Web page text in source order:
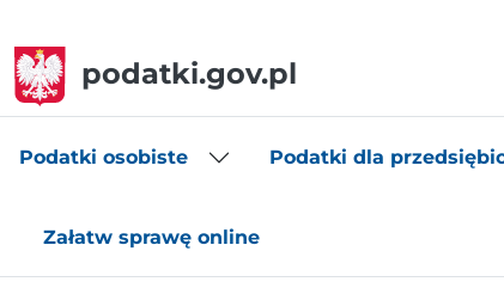
podatki.gov.pl
Podatki osobiste Podatki dla
Załatw sprawę online